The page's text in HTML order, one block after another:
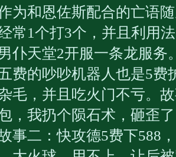
为和恩佐斯配合的亡语
常1个打3个，并且利用
仆天堂2开服一条龙服务
费的吵吵机器人也是5费
毛，并且吃火门不亏。
，我扔个陨石术，砸歪
事二：快攻德5费下588